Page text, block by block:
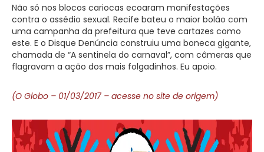
Não só nos blocos cariocas ecoaram manifestações
contra o assédio sexual. Recife bateu o maior bolão com
uma campanha da prefeitura que teve cartazes como
este. E o Disque Denúncia construiu uma boneca gigante,
chamada de “A sentinela do carnaval”, com câmeras que
flagravam a ação dos mais folgadinhos. Eu apoio.
(O Globo – 01/03/2017 – acesse no site de origem)